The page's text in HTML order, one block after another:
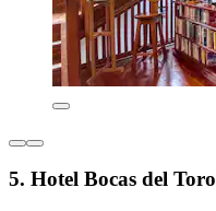
5. Hotel Bocas del Toro